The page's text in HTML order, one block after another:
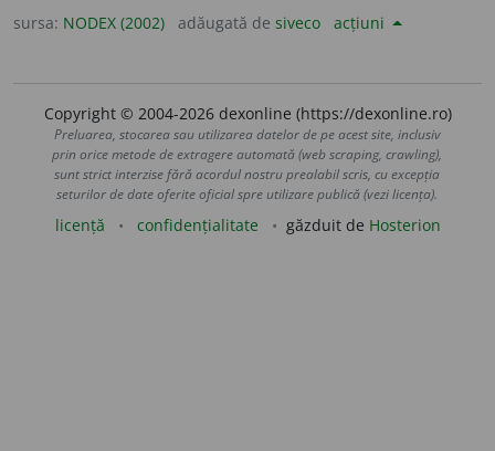
sursa: NODEX (2002) adăugată de siveco acțiuni
Copyright © 2004-2026 dexonline (https://dexonline.ro)
Preluarea, stocarea sau utilizarea datelor de pe acest site, inclusiv
prin orice metode de extragere automată (web scraping, crawling),
sunt strict interzise fără acordul nostru prealabil scris, cu excepția
seturilor de date oferite oficial spre utilizare publică (vezi licența).
licență confidențialitate găzduit de Hosterion